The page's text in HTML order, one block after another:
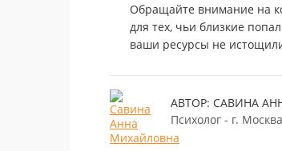
Обращайте внимание на
для тех, чьи близкие
ваши ресурсы не
АВТОР: САВИНА
Психолог - г. Москва